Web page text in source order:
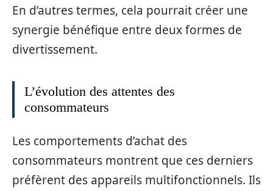
En d’autres termes, cela pourrait créer une
synergie bénéfique entre deux formes de
divertissement.
L’évolution des attentes des
consommateurs
Les comportements d’achat des
consommateurs montrent que ces derniers
préfèrent des appareils multifonctionnels. Ils